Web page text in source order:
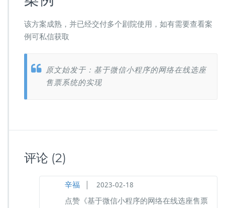
该方案成熟，并已经交付多个剧院使用，如有需要查看案
例可私信获取
原文始发于：基于微信小程序的网络在线选座
售票系统的实现
评论 (2)
辛福 2023-02-18
点赞《基于微信小程序的网络在线选座售票